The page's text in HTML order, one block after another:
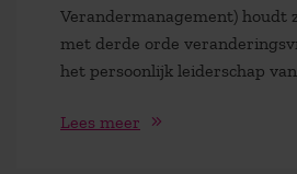
Verandermanagement) houdt
met derde orde
het persoonlijk leiderschap
Lees meer